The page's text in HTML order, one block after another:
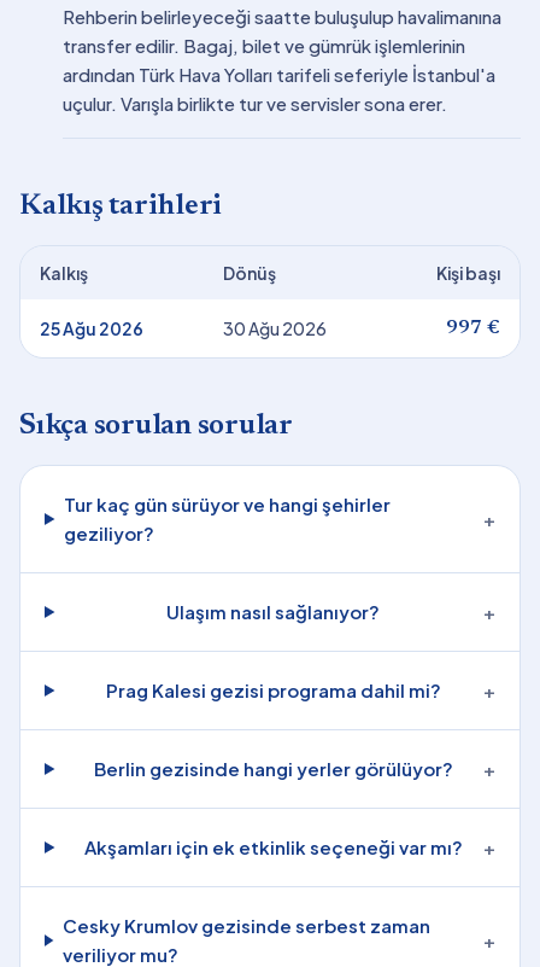
Rehberin belirleyeceği saatte buluşulup havalimanına
transfer edilir. Bagaj, bilet ve gümrük işlemlerinin
ardından Türk Hava Yolları tarifeli seferiyle İstanbul'a
uçulur. Varışla birlikte tur ve servisler sona erer.
Kalkış tarihleri
Kalkış Dönüş Kişi başı
25 Ağu 2026 30 Ağu 2026 997 €
Sıkça sorulan sorular
Tur kaç gün sürüyor ve hangi şehirler
geziliyor?
+
Ulaşım nasıl sağlanıyor? +
Prag Kalesi gezisi programa dahil mi? +
Berlin gezisinde hangi yerler görülüyor? +
Akşamları için ek etkinlik seçeneği var mı? +
Cesky Krumlov gezisinde serbest zaman
veriliyor mu?
+